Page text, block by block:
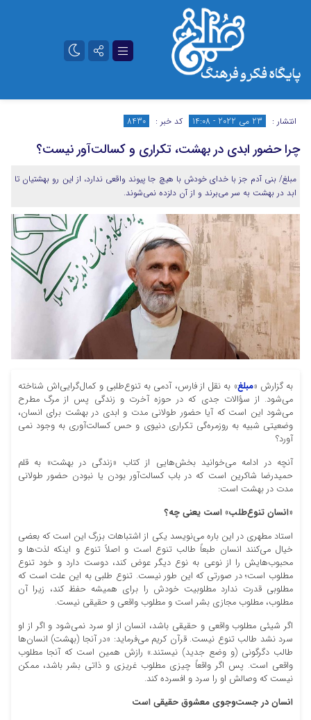
تلگرام آپارات
انتشار : 23 می 2022 - 14:08 کد خبر : 8430
چرا حضور ابدی در بهشت، تکراری و کسالت‌آور نیست؟
مبلغ/ بنی آدم جز با خداى خودش با هیچ جا پیوند واقعى ندارد، از این رو بهشتیان تا
ابد در بهشت به سر می‌برند و از آن دلزده نمی‌شوند.
به گزارش «مبلغ» به نقل از فارس، آدمی به تنوع‌طلبی و کمال‌گرایی‌اش شناخته
می‌شود. از سؤالات جدی که در حوزه آخرت و زندگی پس از مرگ مطرح
می‌شود این است که آیا حضور طولانی مدت و ابدی در بهشت برای انسان،
وضعیتی شبیه به روزمره‌گی تکراری دنیوی و حس کسالت‌آوری به وجود نمی
آورد؟
آنچه در ادامه می‌خوانید بخش‌هایی از کتاب «زندگی در بهشت» به قلم
حمیدرضا شاکرین است که در باب کسالت‌آور بودن یا نبودن حضور طولانی
مدت در بهشت است:
«انسان تنوع‌طلب» است یعنی چه؟
استاد مطهری در این باره می‌­نویسد یکى از اشتباهات بزرگ این است که بعضى
خیال می‌‏کنند انسان طبعاً طالب تنوع است و اصلاً تنوع و اینکه لذت‌ها و
محبوب‌هایش را از نوعى به نوع دیگر عوض کند، دوست دارد و خود تنوع
مطلوب است؛ در صورتى که این طور نیست. تنوع طلبی به این علت است که
مطلوبى قدرت ندارد مطلوبیت خودش را براى همیشه حفظ کند، زیرا آن
مطلوب، مطلوب مجازى بشر است و مطلوب واقعى و حقیقى نیست.
اگر شیئى مطلوب واقعى و حقیقى باشد، انسان از او سرد نمى‏‌شود و اگر از او
سرد نشد طالب تنوع نیست. قرآن کریم می‌فرماید: «در آنجا (بهشت) انسان‌ها
طالب دگرگونی (و وضع جدید) نیستند.» رازش همین است که آنجا مطلوب
واقعى است. پس اگر واقعاً چیزى مطلوب غریزى و ذاتى بشر باشد، ممکن
نیست که وصالش او را سرد و افسرده کند.
انسان در جست‌وجوی معشوق حقیقی است